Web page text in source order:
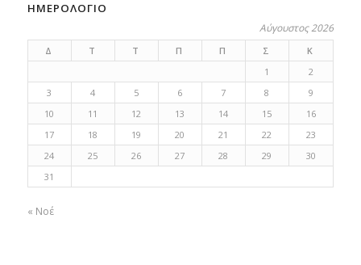
ΗΜΕΡΟΛΟΓΙΟ
Αύγουστος 2026
Δ Τ Τ Π Π Σ
Κ
1
2
3
4 5 6 7 8
9
10
11 12 13 14 15
16
17
18 19 20 21 22
23
24
25 26 27 28 29
30
31
« Νοέ